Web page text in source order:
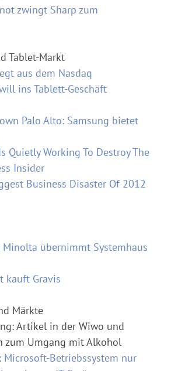
zwingt Sharp zum
Tablet-Markt
aus dem Nasdaq
ins Tablett-Geschäft
Palo Alto: Samsung bietet
Quietly Working To Destroy The
Insider
Business Disaster Of 2012
Minolta übernimmt Systemhaus
kauft Gravis
Märkte
Artikel in der Wiwo und
zum Umgang mit Alkohol
Microsoft-Betriebssystem nur